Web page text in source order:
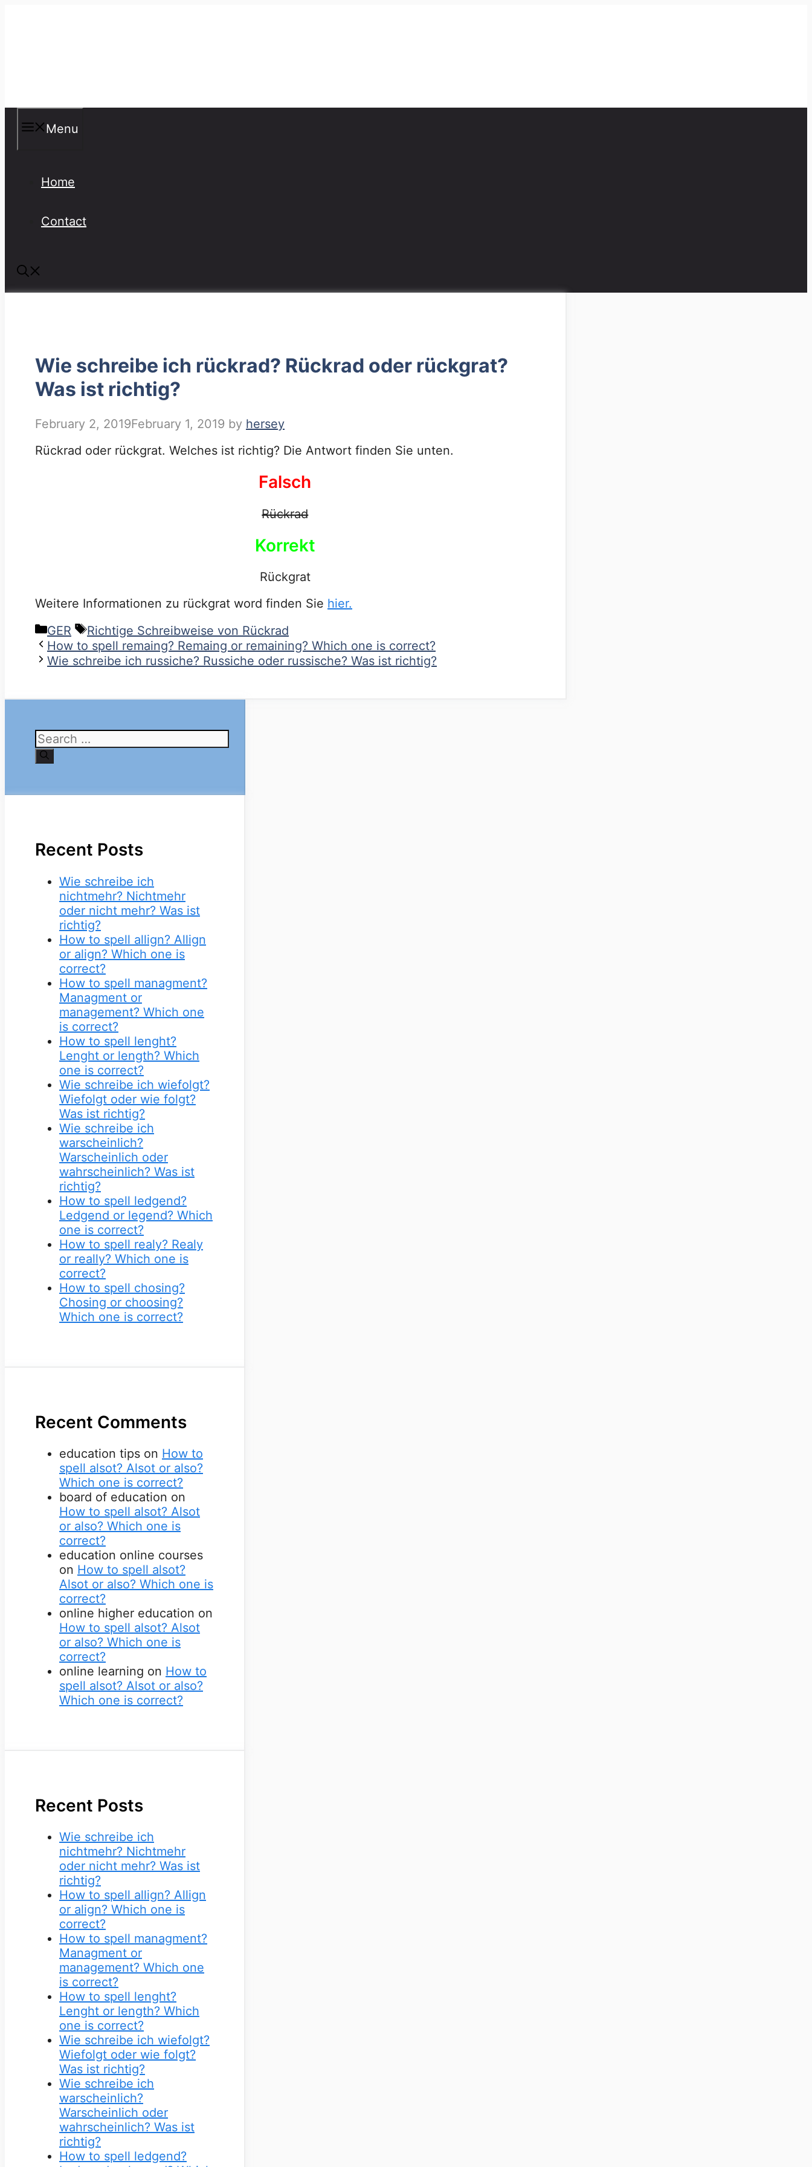
Menu
Home
Contact
Wie schreibe ich rückrad? Rückrad oder rückgrat?
Was ist richtig?
February 2, 2019February 1, 2019 by hersey
Rückrad oder rückgrat. Welches ist richtig? Die Antwort finden Sie unten.
Falsch
Rückrad
Korrekt
Rückgrat
Weitere Informationen zu rückgrat word finden Sie hier.
Categories
GER Tags
Richtige Schreibweise von Rückrad
How to spell remaing? Remaing or remaining? Which one is correct?
Wie schreibe ich russiche? Russiche oder russische? Was ist richtig?
Search
for:
Recent Posts
Wie schreibe ich
nichtmehr? Nichtmehr
oder nicht mehr? Was ist
richtig?
How to spell allign? Allign
or align? Which one is
correct?
How to spell managment?
Managment or
management? Which one
is correct?
How to spell lenght?
Lenght or length? Which
one is correct?
Wie schreibe ich wiefolgt?
Wiefolgt oder wie folgt?
Was ist richtig?
Wie schreibe ich
warscheinlich?
Warscheinlich oder
wahrscheinlich? Was ist
richtig?
How to spell ledgend?
Ledgend or legend? Which
one is correct?
How to spell realy? Realy
or really? Which one is
correct?
How to spell chosing?
Chosing or choosing?
Which one is correct?
Recent Comments
education tips on How to
spell alsot? Alsot or also?
Which one is correct?
board of education on
How to spell alsot? Alsot
or also? Which one is
correct?
education online courses
on How to spell alsot?
Alsot or also? Which one is
correct?
online higher education on
How to spell alsot? Alsot
or also? Which one is
correct?
online learning on How to
spell alsot? Alsot or also?
Which one is correct?
Recent Posts
Wie schreibe ich
nichtmehr? Nichtmehr
oder nicht mehr? Was ist
richtig?
How to spell allign? Allign
or align? Which one is
correct?
How to spell managment?
Managment or
management? Which one
is correct?
How to spell lenght?
Lenght or length? Which
one is correct?
Wie schreibe ich wiefolgt?
Wiefolgt oder wie folgt?
Was ist richtig?
Wie schreibe ich
warscheinlich?
Warscheinlich oder
wahrscheinlich? Was ist
richtig?
How to spell ledgend?